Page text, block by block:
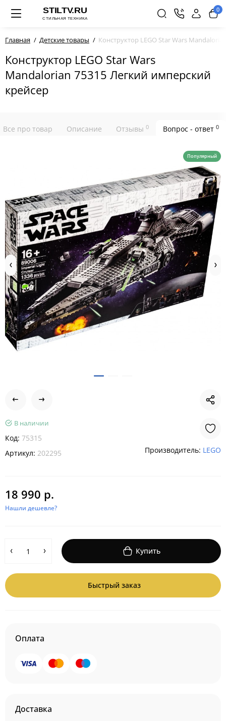
0
Главная Детские товары Конструктор LEGO Star Wars
Конструктор LEGO Star Wars
Mandalorian 75315 Легкий имперский
крейсер
Все про товар Описание Отзывы 0 Вопрос - ответ 0
Популярный
В наличии
Код: 75315
Артикул: 202295 Производитель: LEGO
18 990 р.
Нашли дешевле?
Купить
Быстрый заказ
Оплата
Доставка